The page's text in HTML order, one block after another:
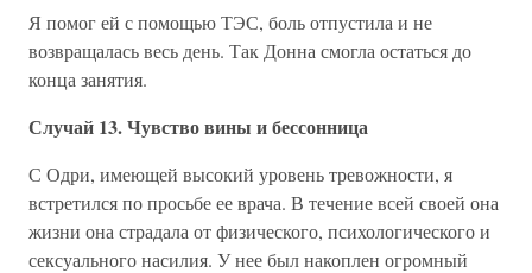
Я помог ей с помощью ТЭС, боль отпустила и не
возвращалась весь день. Так Донна смогла остаться до
конца занятия.
Случай 13. Чувство вины и бессонница
С Одри, имеющей высокий уровень тревожности, я
встретился по просьбе ее врача. В течение всей своей она
жизни она страдала от физического, психологического и
сексуального насилия. У нее был накоплен огромный